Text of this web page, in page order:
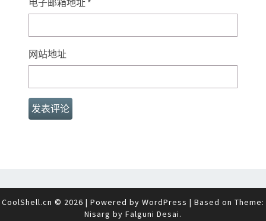
网站地址
CoolShell.cn © 2026 | Powered by WordPress | Based on Theme:
Nisarg by Falguni Desai.